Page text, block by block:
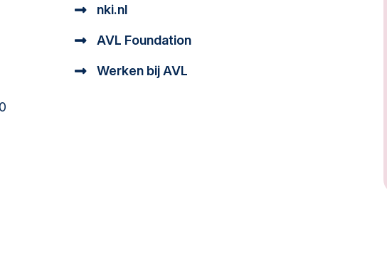
nki.nl
AVL Foundation
Werken bij AVL
Functioneel en analytisch cookie beschrijving
Media cookie beschrijving